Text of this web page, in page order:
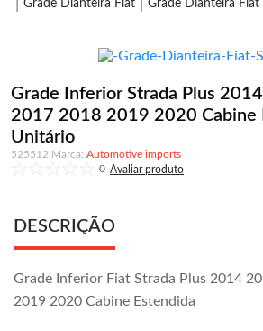
Grade Dianteira Fiat
Grade Dianteira Fiat
Grade Inferior Strada Plus
2017 2018 2019 2020 Cabine
Unitário
525512
Automotive imports
0
DESCRIÇÃO
Grade Inferior Fiat Strada Plus 2014
2019 2020 Cabine Estendida